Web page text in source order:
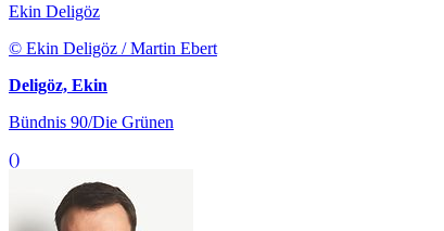
Ekin Deligöz
© Ekin Deligöz / Martin Ebert
Deligöz, Ekin
Bündnis 90/Die Grünen
()